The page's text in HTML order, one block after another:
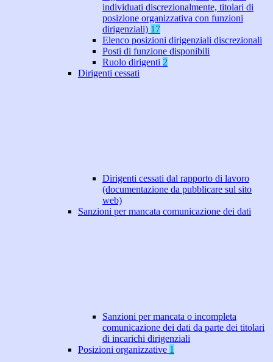
individuati discrezionalmente, titolari di
posizione organizzativa con funzioni
dirigenziali) 17
Elenco posizioni dirigenziali discrezionali
Posti di funzione disponibili
Ruolo dirigenti 2
Dirigenti cessati
Dirigenti cessati dal rapporto di lavoro
(documentazione da pubblicare sul sito
web)
Sanzioni per mancata comunicazione dei dati
Sanzioni per mancata o incompleta
comunicazione dei dati da parte dei titolari
di incarichi dirigenziali
Posizioni organizzative 1